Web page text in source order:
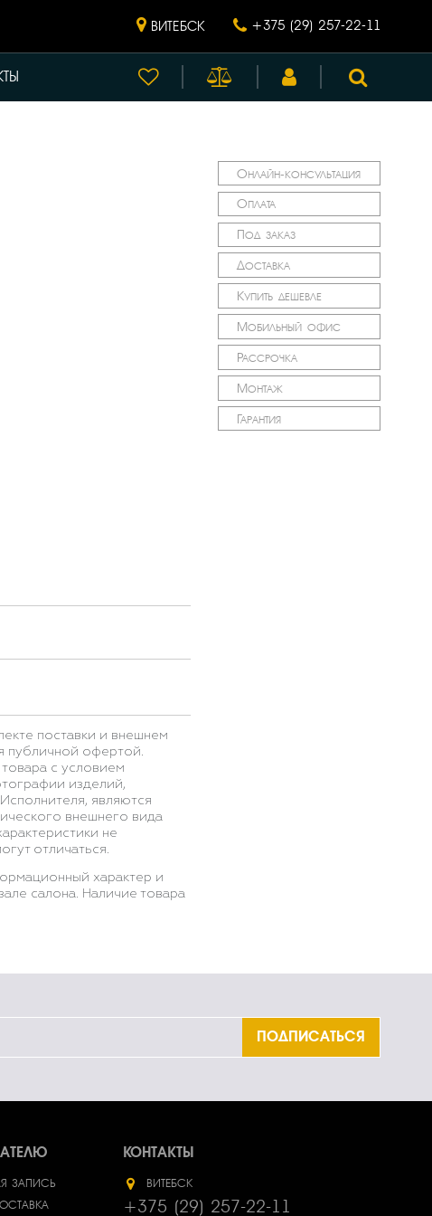
ВИТЕБСК +375 (29) 257-22-11
поставки и внешнем
публичной офертой.
с условием
изделий,
являются
внешнего вида
не
отличаться.
характер и
салона. Наличие товара
Онлайн-консультация
Оплата
Под заказ
Доставка
Купить дешевле
Мобильный офис
Рассрочка
Монтаж
Гарантия
ПОДПИСАТЬСЯ
ЗАПИСЬ
КОНТАКТЫ
ВИТЕБСК
+375 (29) 257-22-11